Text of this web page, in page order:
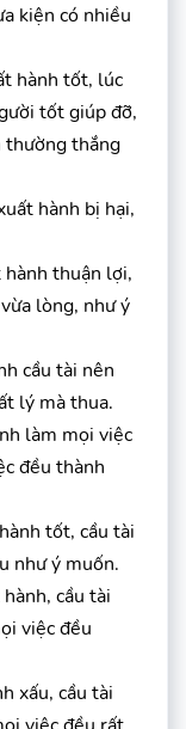
kiện có nhiều
hành tốt, lúc
tốt giúp đỡ,
thường thắng
hành bị hại,
hành thuận lợi,
lòng, như ý
cầu tài nên
lý mà thua.
làm mọi việc
đều thành
tốt, cầu tài
như ý muốn.
cầu tài
việc đều
xấu, cầu tài